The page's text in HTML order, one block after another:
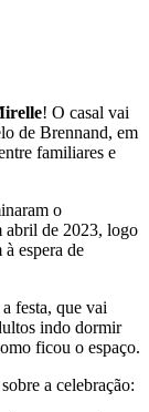
! O casal vai
de Brennand, em
familiares e
o
abril de 2023, logo
espera de
festa, que vai
indo dormir
ficou o espaço.
a celebração: